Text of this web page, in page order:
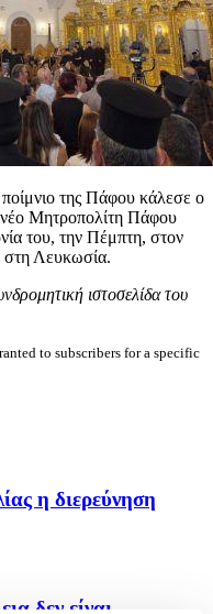
ποίμνιο της Πάφου κάλεσε ο
Μητροπολίτη Πάφου
του, την Πέμπτη, στον
Λευκωσία.
ιστοσελίδα του
to subscribers for a specific
η διερεύνηση
δεν είναι...